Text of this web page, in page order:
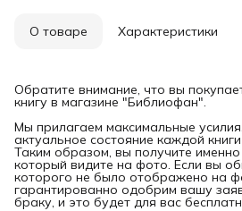
О товаре Характеристики
Обратите внимание, что вы
книгу в магазине "Библиофан".
Мы прилагаем максимальные
актуальное состояние каждой
Таким образом, вы получите именно
который видите на фото. Если вы
которого не было отображено на
гарантированно одобрим вашу
браку, и это будет для вас